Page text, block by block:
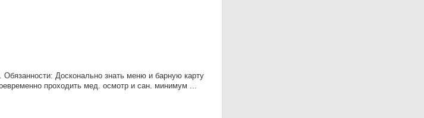
Досконально знать меню и барную карту
проходить мед. осмотр и сан. минимум ...